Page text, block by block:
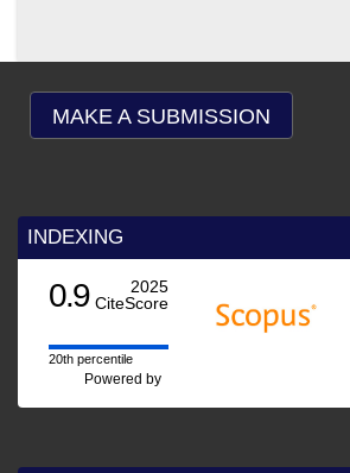
MAKE A SUBMISSION
INDEXING
0.9
2025
CiteScore
20th percentile
Powered by